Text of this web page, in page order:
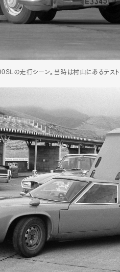
の走行シーン。当時は村山にあるテスト